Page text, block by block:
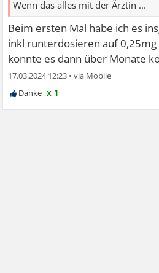
Wenn das alles mit der Ärztin ...
Beim ersten Mal habe ich es
inkl runterdosieren auf
konnte es dann über Monate
17.03.2024 12:23 •
x 1